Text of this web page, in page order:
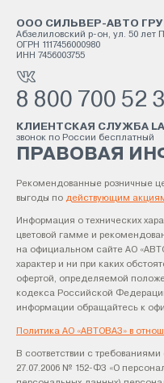
ООО СИЛЬВЕР-АВТО
Абзелиловский р-он, ул. 50 лет
ОГРН 1117456000980
ИНН 7456003755
8 800 700 52
КЛИЕНТСКАЯ СЛУЖБА
звонок по России бесплатный
ПРАВОВАЯ
Рекомендованные розничные
выгоды по действующим
Информация о технических
цветовой гамме и
на официальном сайте АО
характер и ни при каких
офертой, определяемой
кодекса Российской
информации обращайтесь к
Политика АО «АВТОВАЗ» в
В соответствии с
27.07.2006 № 152-ФЗ «О